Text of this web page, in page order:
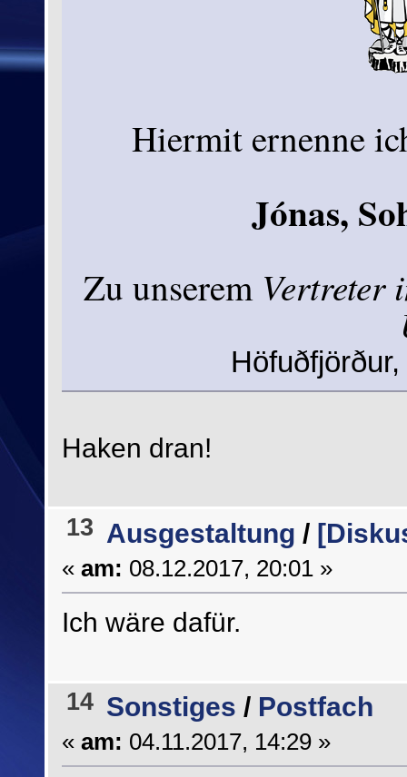
Hiermit ernenne
Jónas,
Zu unserem Vertreter
Haken dran!
13 Ausgestaltung /
« am: 08.12.2017, 20:01 »
Ich wäre dafür.
14 Sonstiges / Postfach
« am: 04.11.2017, 14:29 »